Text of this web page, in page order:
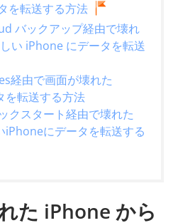
を転送する方法
バックアップ経由で壊れ
い iPhone にデータを転送
経由で画面が壊れた
を転送する方法
クスタート経由で壊れた
iPhoneにデータを転送する
た iPhone から